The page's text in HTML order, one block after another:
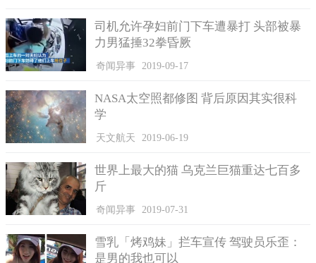
司机允许孕妇前门下车遭暴打 头部被暴
力男猛捶32拳昏厥
奇闻异事 2019-09-17
NASA太空照都修图 背后原因其实很科
学
天文航天 2019-06-19
世界上最大的猫 乌克兰巨猫重达七百多
斤
奇闻异事 2019-07-31
雪乳「烤鸡妹」拦车宣传 驾驶员乐歪：
是男的我也可以